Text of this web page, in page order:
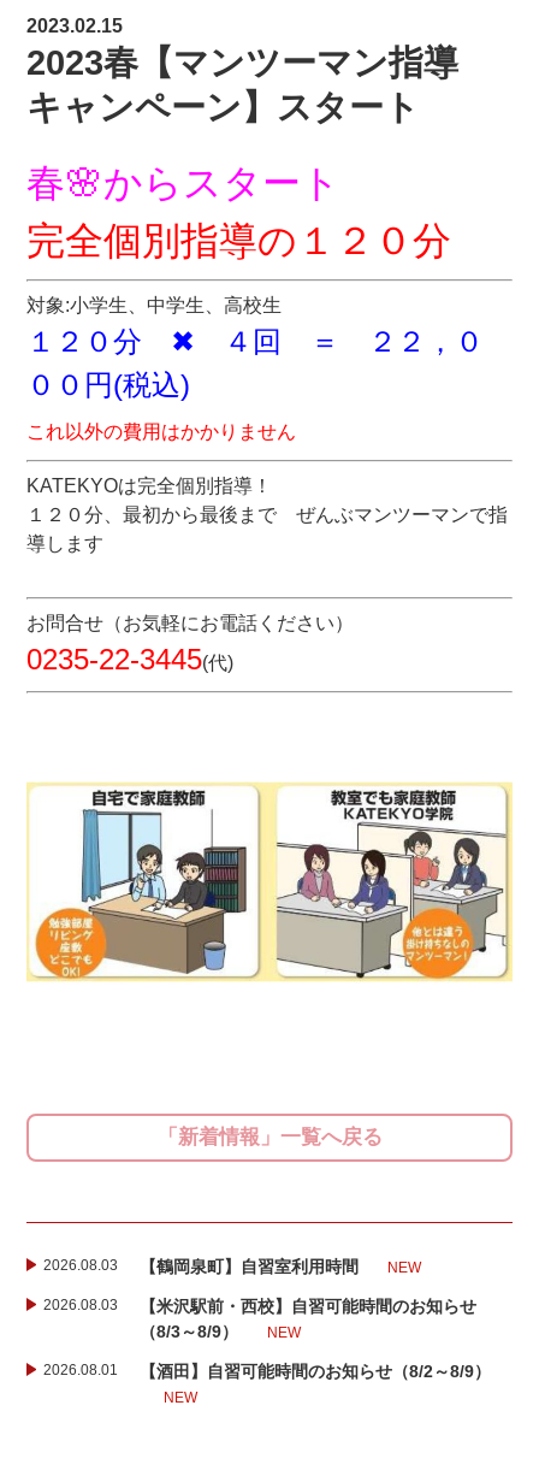
2023.02.15
2023春【マンツーマン指導
キャンペーン】スタート
春🌸からスタート
完全個別指導の１２０分
対象:小学生、中学生、高校生
１２０分 ✖ ４回 ＝ ２２，０
００円(税込)
これ以外の費用はかかりません
KATEKYOは完全個別指導！
１２０分、最初から最後まで ぜんぶマンツーマンで指
導します
お問合せ（お気軽にお電話ください）
0235-22-3445(代)
「新着情報」一覧へ戻る
2026.08.03 【鶴岡泉町】自習室利用時間 NEW
2026.08.03
【米沢駅前・西校】自習可能時間のお知らせ
（8/3～8/9）
NEW
2026.08.01 【酒田】自習可能時間のお知らせ（8/2～8/9）
NEW